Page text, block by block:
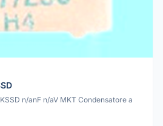
n/anF n/aV MKT Condensatore a